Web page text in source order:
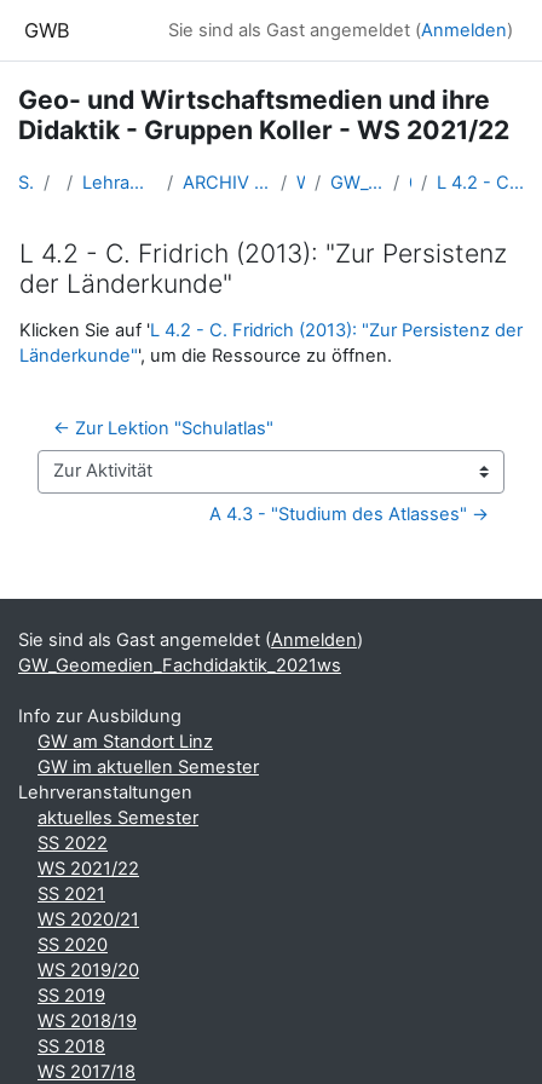
GWB Sie sind als Gast angemeldet (Anmelden)
Geo- und Wirtschaftsmedien und ihre
Didaktik - Gruppen Koller - WS 2021/22
Startseite Kurse Lehramtsausbildung GW im Cluster Österreich Mitte ARCHIV - Lehrveranstaltungen am Standort Linz - seit 2016 WS 2021/22 GW_Geomedien_Fachdidaktik_2021ws 04-16.11. L 4.2 - C. Fridrich (2013): "Zur Persistenz der Länderkunde"
L 4.2 - C. Fridrich (2013): "Zur Persistenz
der Länderkunde"
Abschlussbedingungen
Klicken Sie auf 'L 4.2 - C. Fridrich (2013): "Zur Persistenz der
Länderkunde"', um die Ressource zu öffnen.
← Zur Lektion "Schulatlas"
Zur Aktivität
A 4.3 - "Studium des Atlasses" →
Ergänzungsblöcke
Sie sind als Gast angemeldet (Anmelden)
GW_Geomedien_Fachdidaktik_2021ws
Info zur Ausbildung
GW am Standort Linz
GW im aktuellen Semester
Lehrveranstaltungen
aktuelles Semester
SS 2022
WS 2021/22
SS 2021
WS 2020/21
SS 2020
WS 2019/20
SS 2019
WS 2018/19
SS 2018
WS 2017/18